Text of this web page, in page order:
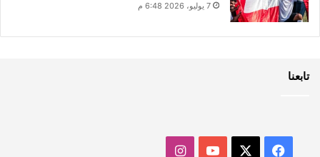
7 يوليو، 2026 6:48 م
تابعنا
فيسبوك ‫YouTubeانستقرام